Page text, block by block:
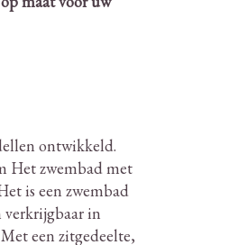
ontwikkeld.
Het zwembad met
is een zwembad
verkrijgbaar in
Met een zitgedeelte,